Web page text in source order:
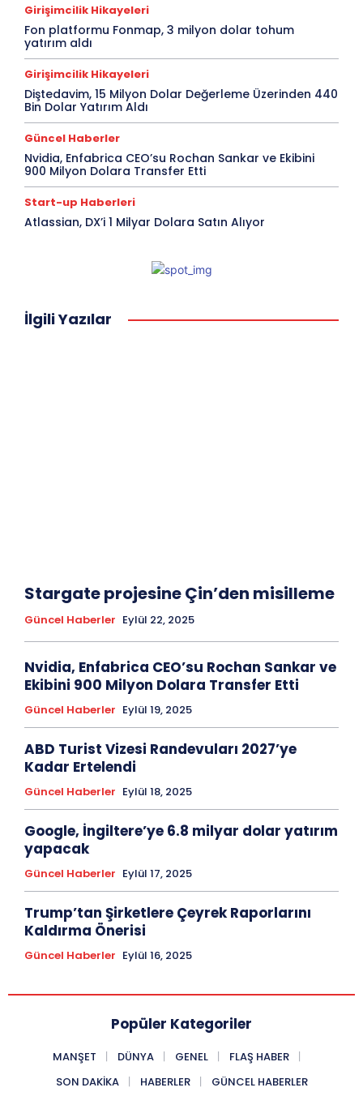
Girişimcilik Hikayeleri
Fon platformu Fonmap, 3 milyon dolar tohum
yatırım aldı
Girişimcilik Hikayeleri
Diştedavim, 15 Milyon Dolar Değerleme Üzerinden 440
Bin Dolar Yatırım Aldı
Güncel Haberler
Nvidia, Enfabrica CEO’su Rochan Sankar ve Ekibini
900 Milyon Dolara Transfer Etti
Start-up Haberleri
Atlassian, DX’i 1 Milyar Dolara Satın Alıyor
İlgili Yazılar
Stargate projesine Çin’den misilleme
Güncel Haberler Eylül 22, 2025
Nvidia, Enfabrica CEO’su Rochan Sankar ve
Ekibini 900 Milyon Dolara Transfer Etti
Güncel Haberler Eylül 19, 2025
ABD Turist Vizesi Randevuları 2027’ye
Kadar Ertelendi
Güncel Haberler Eylül 18, 2025
Google, İngiltere’ye 6.8 milyar dolar yatırım
yapacak
Güncel Haberler Eylül 17, 2025
Trump’tan Şirketlere Çeyrek Raporlarını
Kaldırma Önerisi
Güncel Haberler Eylül 16, 2025
Popüler Kategoriler
MANŞET DÜNYA GENEL
FLAŞ HABER
SON DAKIKA
HABERLER GÜNCEL HABERLER